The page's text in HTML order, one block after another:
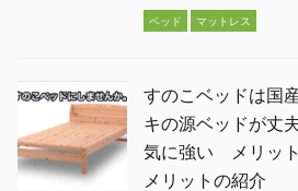
ベッド マットレス
すのこベッドは国
キの源ベッドが丈
気に強い メリッ
メリットの紹介